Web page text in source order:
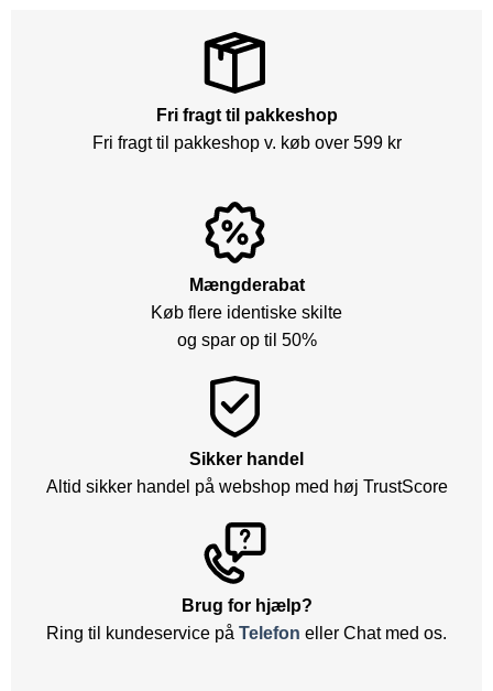
Fri fragt til pakkeshop
Fri fragt til pakkeshop v. køb over 599 kr
Mængderabat
Køb flere identiske skilte
og spar op til 50%
Sikker handel
Altid sikker handel på webshop med høj TrustScore
Brug for hjælp?
Ring til kundeservice på Telefon eller Chat med os.